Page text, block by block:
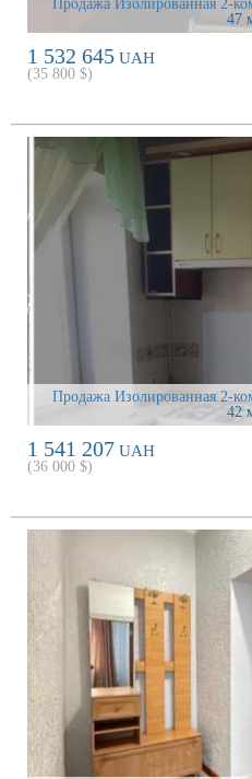
Продажа Изолированная 2-
47
1 532 645 UAH
(35 800 $)
Продажа Изолированная 2-
42
1 541 207 UAH
(36 000 $)